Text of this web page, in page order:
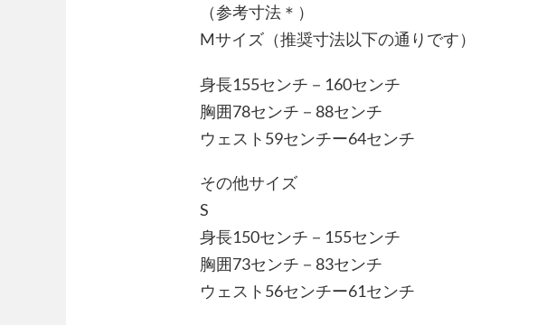
（参考寸法＊）
Mサイズ（推奨寸法以下の通りです）
身長155センチ－160センチ
胸囲78センチ－88センチ
ウェスト59センチー64センチ
その他サイズ
S
身長150センチ－155センチ
胸囲73センチ－83センチ
ウェスト56センチー61センチ